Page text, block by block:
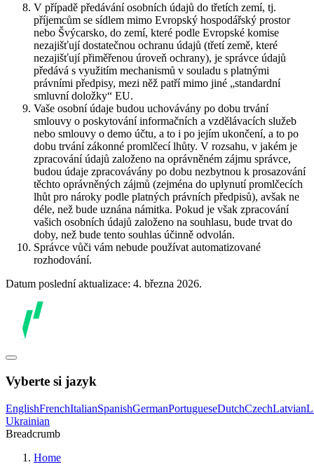
V případě předávání osobních údajů do třetích zemí, tj.
příjemcům se sídlem mimo Evropský hospodářský prostor
nebo Švýcarsko, do zemí, které podle Evropské komise
nezajišťují dostatečnou ochranu údajů (třetí země, které
nezajišťují přiměřenou úroveň ochrany), je správce údajů
předává s využitím mechanismů v souladu s platnými
právními předpisy, mezi něž patří mimo jiné „standardní
smluvní doložky“ EU.
Vaše osobní údaje budou uchovávány po dobu trvání
smlouvy o poskytování informačních a vzdělávacích služeb
nebo smlouvy o demo účtu, a to i po jejím ukončení, a to po
dobu trvání zákonné promlčecí lhůty. V rozsahu, v jakém je
zpracování údajů založeno na oprávněném zájmu správce,
budou údaje zpracovávány po dobu nezbytnou k prosazování
těchto oprávněných zájmů (zejména do uplynutí promlčecích
lhůt pro nároky podle platných právních předpisů), avšak ne
déle, než bude uznána námitka. Pokud je však zpracování
vašich osobních údajů založeno na souhlasu, bude trvat do
doby, než bude tento souhlas účinně odvolán.
Správce vůči vám nebude používat automatizované
rozhodování.
Datum poslední aktualizace: 4. března 2026.
Vyberte si jazyk
EnglishFrenchItalianSpanishGermanPortugueseDutchCzechLatvian
Ukrainian
Breadcrumb
Home